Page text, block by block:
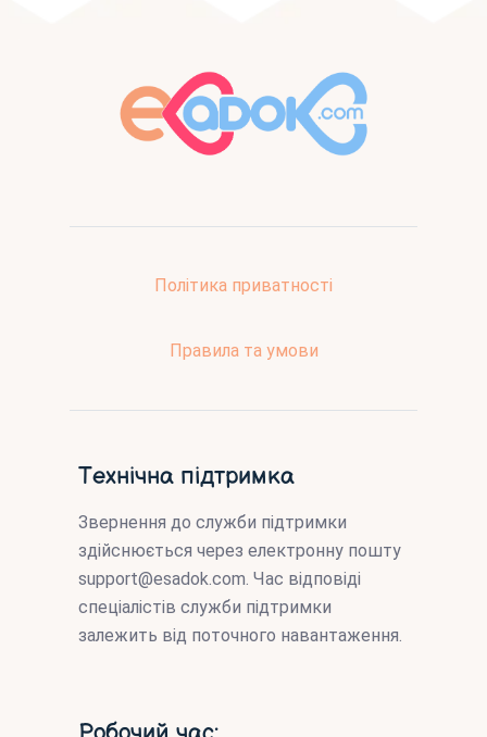
Політика приватності
Правила та умови
Технічна підтримка
Звернення до служби підтримки
здійснюється через електронну пошту
support@esadok.com. Час відповіді
спеціалістів служби підтримки
залежить від поточного навантаження.